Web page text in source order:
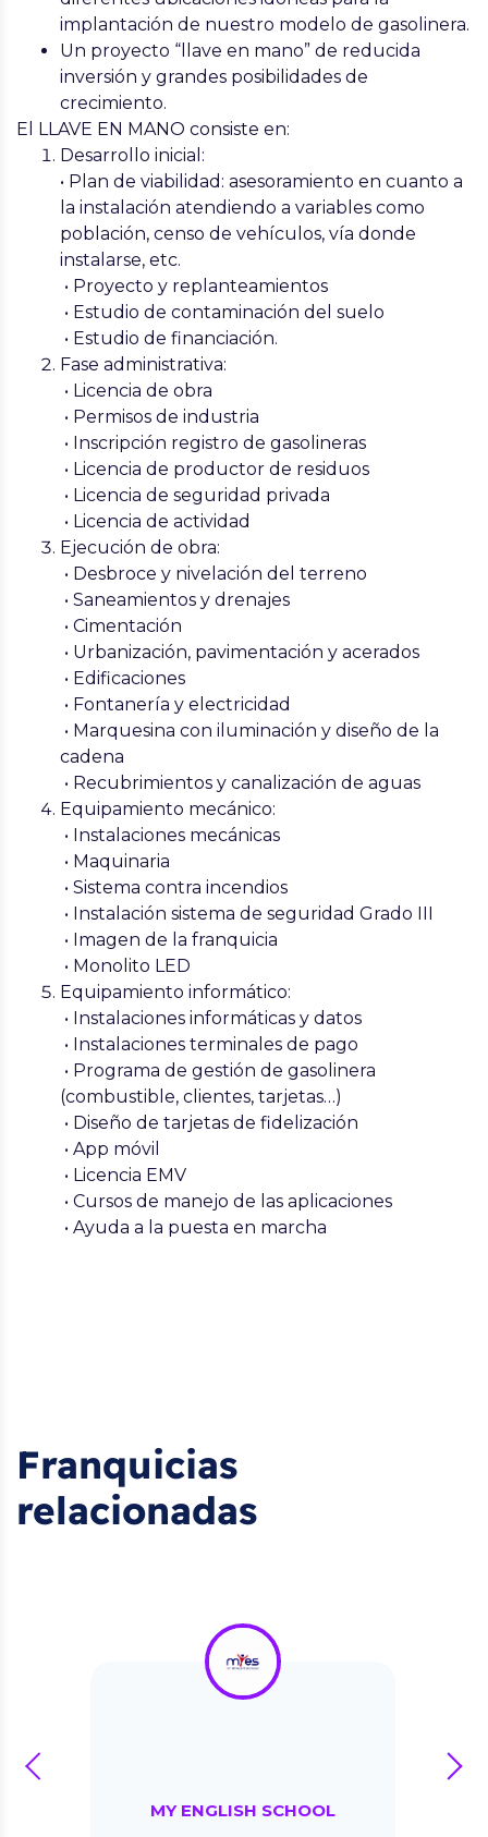
implantación de nuestro modelo de gasolinera.
Un proyecto “llave en mano” de reducida
inversión y grandes posibilidades de
crecimiento.
El LLAVE EN MANO consiste en:
Desarrollo inicial:
• Plan de viabilidad: asesoramiento en cuanto a
la instalación atendiendo a variables como
población, censo de vehículos, vía donde
instalarse, etc.
• Proyecto y replanteamientos
• Estudio de contaminación del suelo
• Estudio de financiación.
Fase administrativa:
• Licencia de obra
• Permisos de industria
• Inscripción registro de gasolineras
• Licencia de productor de residuos
• Licencia de seguridad privada
• Licencia de actividad
Ejecución de obra:
• Desbroce y nivelación del terreno
• Saneamientos y drenajes
• Cimentación
• Urbanización, pavimentación y acerados
• Edificaciones
• Fontanería y electricidad
• Marquesina con iluminación y diseño de la
cadena
• Recubrimientos y canalización de aguas
Equipamiento mecánico:
• Instalaciones mecánicas
• Maquinaria
• Sistema contra incendios
• Instalación sistema de seguridad Grado III
• Imagen de la franquicia
• Monolito LED
Equipamiento informático:
• Instalaciones informáticas y datos
• Instalaciones terminales de pago
• Programa de gestión de gasolinera
(combustible, clientes, tarjetas…)
• Diseño de tarjetas de fidelización
• App móvil
• Licencia EMV
• Cursos de manejo de las aplicaciones
• Ayuda a la puesta en marcha
Franquicias
relacionadas
MY ENGLISH SCHOOL
prev next